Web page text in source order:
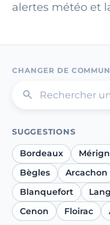
alertes météo et
CHANGER DE
SUGGESTIONS
Bordeaux
Bègles
Arcachon
Blanquefort
Cenon
Floirac